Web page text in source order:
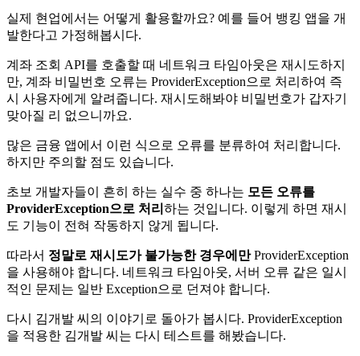
실제 현업에서는 어떻게 활용할까요? 예를 들어 뱅킹 앱을 개
발한다고 가정해봅시다.
계좌 조회 API를 호출할 때 네트워크 타임아웃은 재시도하지
만, 계좌 비밀번호 오류는 ProviderException으로 처리하여 즉
시 사용자에게 알려줍니다. 재시도해봐야 비밀번호가 갑자기
맞아질 리 없으니까요.
많은 금융 앱에서 이런 식으로 오류를 분류하여 처리합니다.
하지만 주의할 점도 있습니다.
초보 개발자들이 흔히 하는 실수 중 하나는 모든 오류를
ProviderException으로 처리 하는 것입니다. 이렇게 하면 재시
도 기능이 전혀 작동하지 않게 됩니다.
따라서 정말로 재시도가 불가능한 경우에만ProviderException
을 사용해야 합니다. 네트워크 타임아웃, 서버 오류 같은 일시
적인 문제는 일반 Exception으로 던져야 합니다.
다시 김개발 씨의 이야기로 돌아가 봅시다. ProviderException
을 적용한 김개발 씨는 다시 테스트를 해봤습니다.